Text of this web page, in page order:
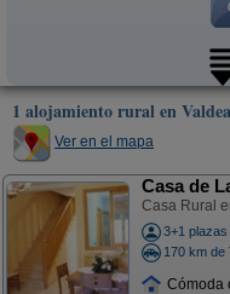
1 alojamiento rural en
Ver en el mapa
Casa de
Casa Rural
3+1 plazas
170 km de
Cómoda